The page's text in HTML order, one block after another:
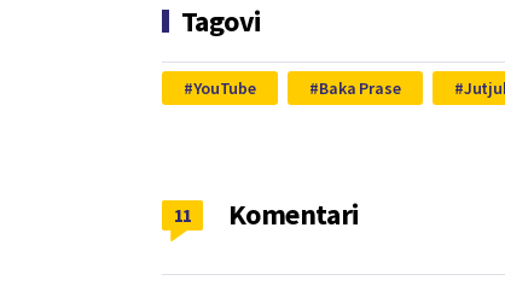
Tagovi
YouTube Baka Prase
Komentari
11